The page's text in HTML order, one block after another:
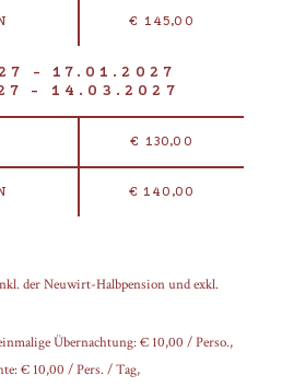
€ 145,00
- 17.01.2027
- 14.03.2027
€ 130,00
€ 140,00
der Neuwirt-Halbpension und exkl.
Übernachtung: € 10,00 / Perso.,
€ 10,00 / Pers. / Tag,